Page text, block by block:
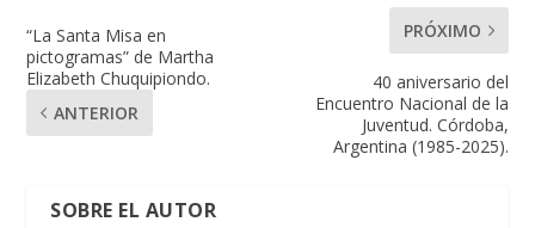
“La Santa Misa en
pictogramas” de Martha
Elizabeth Chuquipiondo.
ANTERIOR
PRÓXIMO
40 aniversario del
Encuentro Nacional de la
Juventud. Córdoba,
Argentina (1985-2025).
SOBRE EL AUTOR